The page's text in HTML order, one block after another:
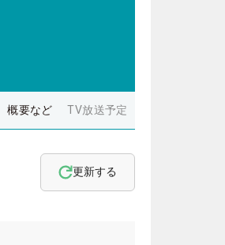
概要など TV放送予定
更新する